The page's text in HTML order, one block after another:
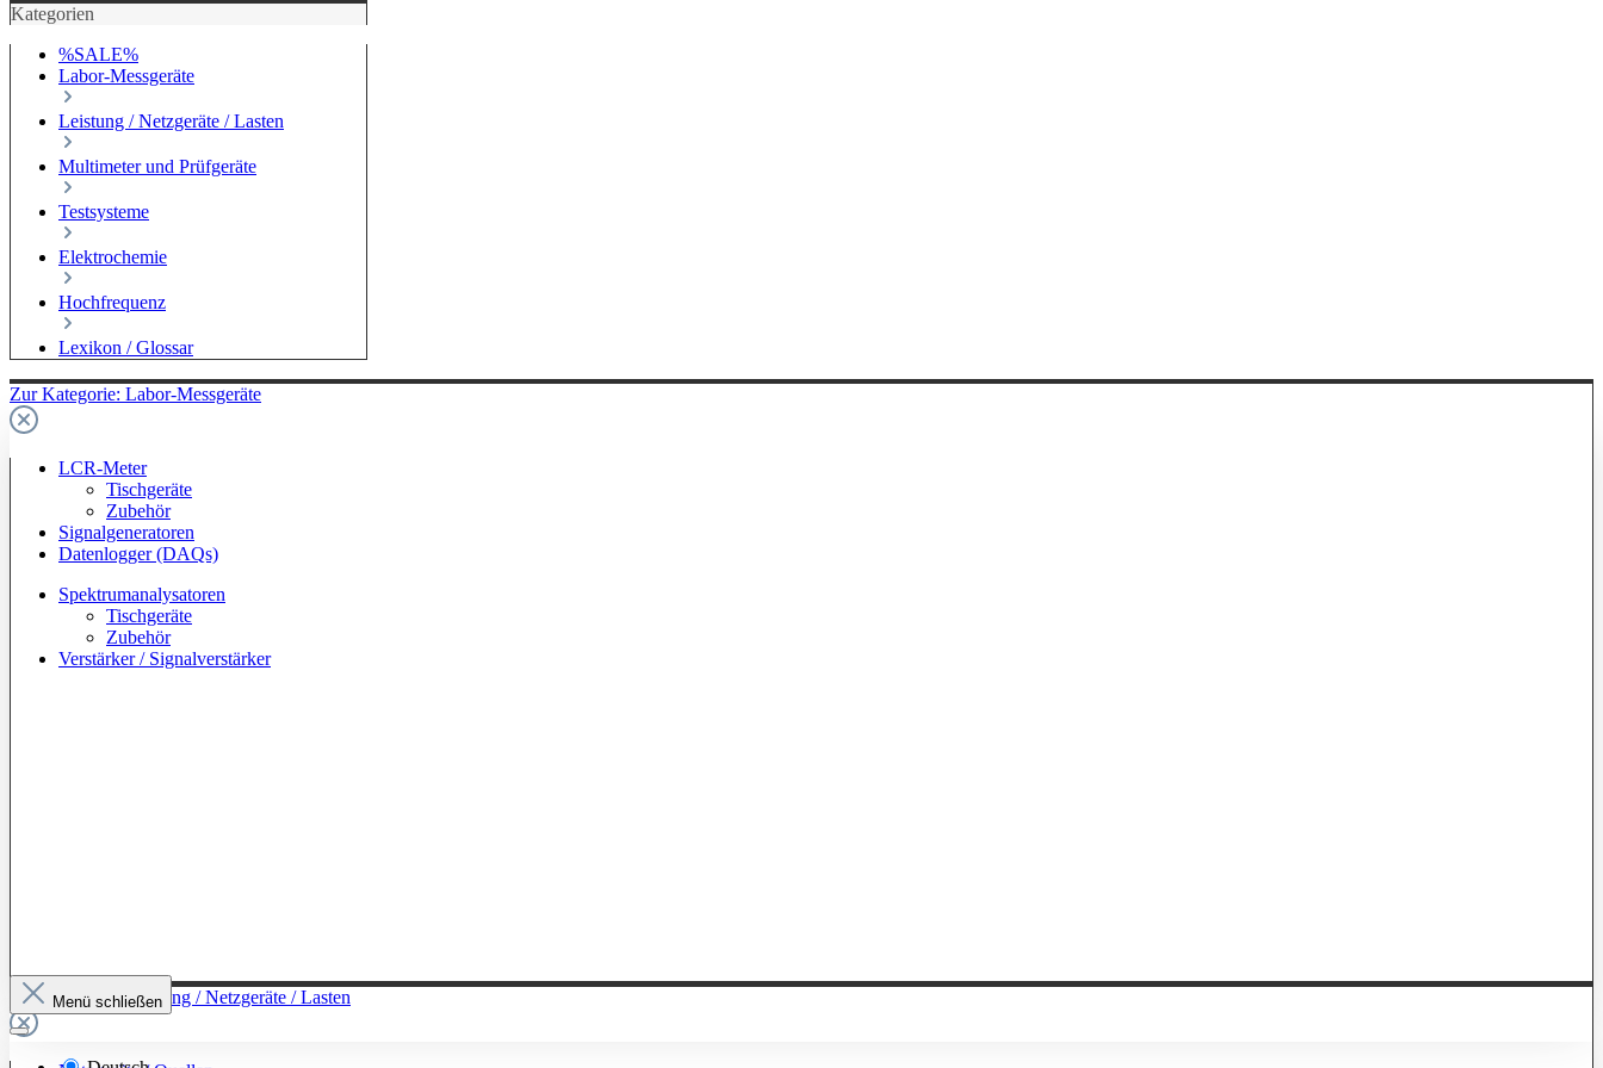
Kategorien
%SALE%
Labor-Messgeräte
Leistung / Netzgeräte / Lasten
Multimeter und Prüfgeräte
Testsysteme
Elektrochemie
Hochfrequenz
Lexikon / Glossar
Zur Kategorie: Labor-Messgeräte
LCR-Meter
Tischgeräte
Zubehör
Signalgeneratoren
Datenlogger (DAQs)
Spektrumanalysatoren
Tischgeräte
Zubehör
Verstärker / Signalverstärker
Zur Kategorie: Leistung / Netzgeräte / Lasten
Menü schließen